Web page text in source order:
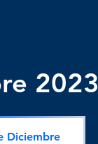
2023
Diciembre